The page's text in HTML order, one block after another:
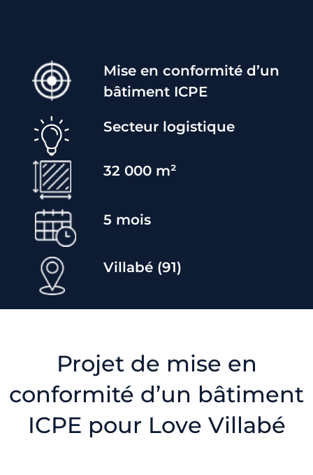
Mise en conformité d’un
bâtiment ICPE
Secteur logistique
32 000 m²
5 mois
Villabé (91)
Projet de mise en
conformité d’un bâtiment
ICPE pour Love Villabé